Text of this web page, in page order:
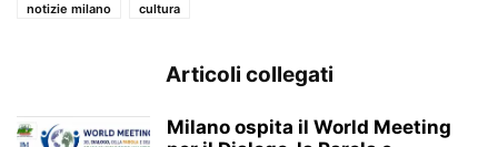
notizie milano
cultura
Articoli collegati
Milano ospita il World Meeting